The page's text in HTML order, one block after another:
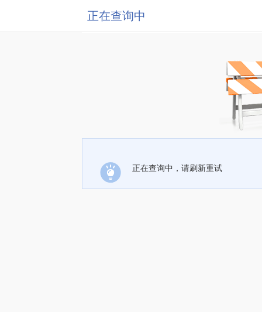
正在查询中
正在查询中，请刷新重试